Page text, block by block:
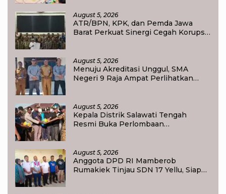
August 5, 2026
ATR/BPN, KPK, dan Pemda Jawa
Barat Perkuat Sinergi Cegah Korupsi,
August 5, 2026
Menuju Akreditasi Unggul, SMA
Negeri 9 Raja Ampat Perlihatkan
August 5, 2026
Kepala Distrik Salawati Tengah
Resmi Buka Perlombaan
August 5, 2026
Anggota DPD RI Mamberob
Rumakiek Tinjau SDN 17 Yellu, Siap